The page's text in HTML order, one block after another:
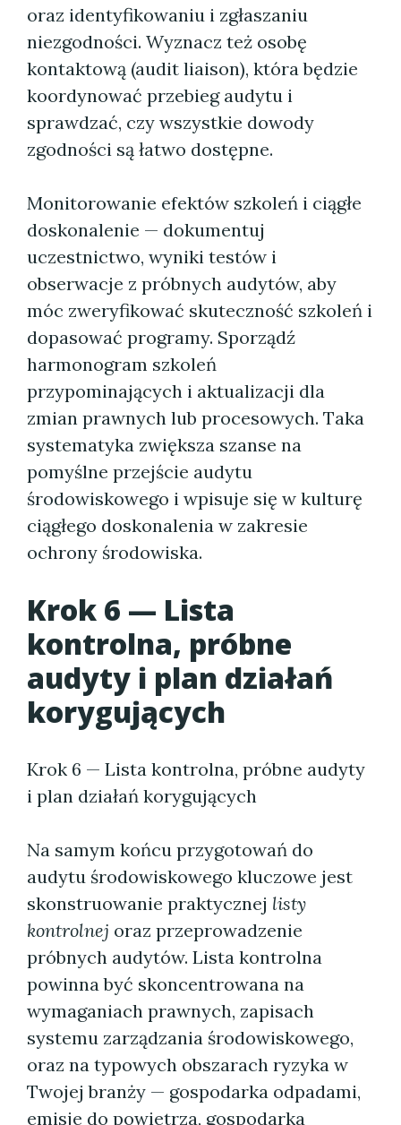
oraz identyfikowaniu i zgłaszaniu
niezgodności. Wyznacz też osobę
kontaktową (audit liaison), która będzie
koordynować przebieg audytu i
sprawdzać, czy wszystkie dowody
zgodności są łatwo dostępne.
Monitorowanie efektów szkoleń i ciągłe
doskonalenie — dokumentuj
uczestnictwo, wyniki testów i
obserwacje z próbnych audytów, aby
móc zweryfikować skuteczność szkoleń i
dopasować programy. Sporządź
harmonogram szkoleń
przypominających i aktualizacji dla
zmian prawnych lub procesowych. Taka
systematyka zwiększa szanse na
pomyślne przejście audytu
środowiskowego i wpisuje się w kulturę
ciągłego doskonalenia w zakresie
ochrony środowiska.
Krok 6 — Lista
kontrolna, próbne
audyty i plan działań
korygujących
Krok 6 — Lista kontrolna, próbne audyty
i plan działań korygujących
Na samym końcu przygotowań do
audytu środowiskowego kluczowe jest
skonstruowanie praktycznej listy
kontrolnej oraz przeprowadzenie
próbnych audytów. Lista kontrolna
powinna być skoncentrowana na
wymaganiach prawnych, zapisach
systemu zarządzania środowiskowego,
oraz na typowych obszarach ryzyka w
Twojej branży — gospodarka odpadami,
emisje do powietrza, gospodarka